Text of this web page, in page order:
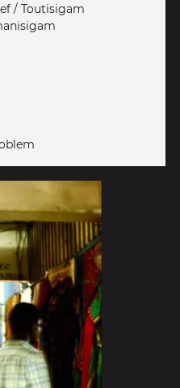
/ Toutisigam